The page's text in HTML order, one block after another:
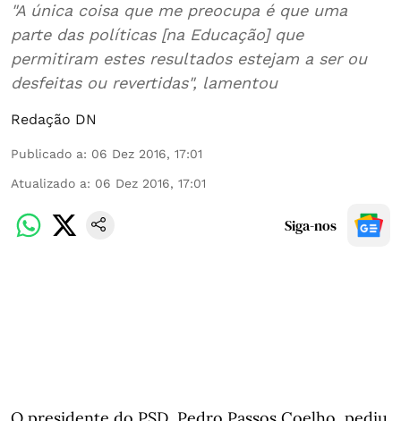
"A única coisa que me preocupa é que uma
parte das políticas [na Educação] que
permitiram estes resultados estejam a ser ou
desfeitas ou revertidas", lamentou
Redação DN
Publicado a: 06 Dez 2016, 17:01
Atualizado a: 06 Dez 2016, 17:01
Siga-nos